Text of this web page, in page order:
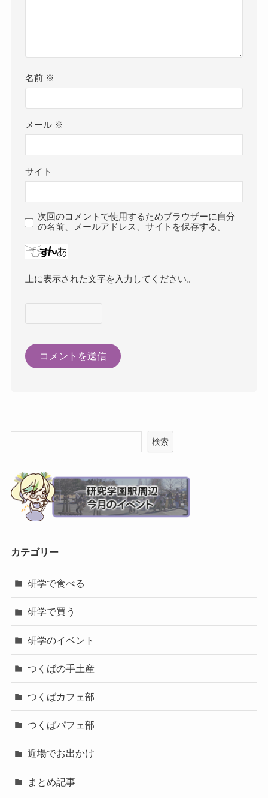
名前 ※
メール ※
サイト
次回のコメントで使用するためブラウザーに自分
の名前、メールアドレス、サイトを保存する。
上に表示された文字を入力してください。
検索
カテゴリー
研学で食べる
研学で買う
研学のイベント
つくばの手土産
つくばカフェ部
つくばパフェ部
近場でお出かけ
まとめ記事